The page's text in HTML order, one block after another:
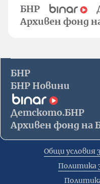
БНР
Архивен фонд
БНР
БНР Новини
Детското.БНР
Архивен фонд на
Общи условия
Политика